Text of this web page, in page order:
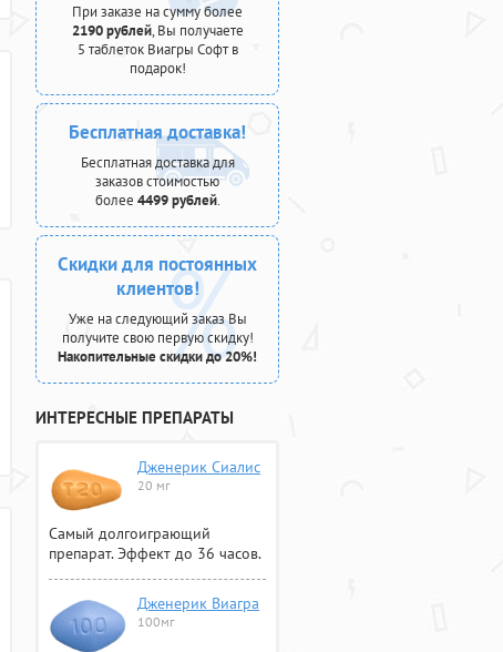
При заказе на сумму более
2190 рублей, Вы получаете
5 таблеток Виагры Софт в
подарок!
Бесплатная доставка!
Бесплатная доставка для
заказов стоимостью
более 4499 рублей.
Скидки для постоянных
клиентов!
Уже на следующий заказ Вы
получите свою первую скидку!
Накопительные скидки до 20%!
ИНТЕРЕСНЫЕ ПРЕПАРАТЫ
Дженерик Сиалис
20 мг
Самый долгоиграющий
препарат. Эффект до 36 часов.
Дженерик Виагра
100мг